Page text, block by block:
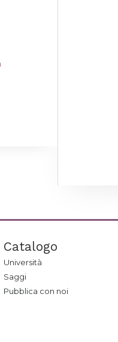
Catalogo
Università
Saggi
Pubblica con noi